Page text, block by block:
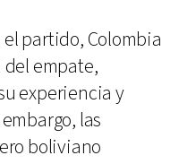
partido, Colombia
empate,
experiencia y
las
boliviano